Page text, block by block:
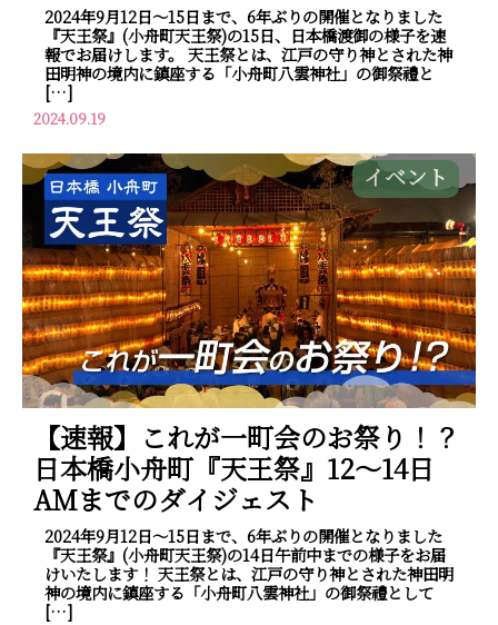
2024年9月12日～15日まで、6年ぶりの開催となりました
『天王祭』(小舟町天王祭)の15日、日本橋渡御の様子を速
報でお届けします。 天王祭とは、江戸の守り神とされた神
田明神の境内に鎮座する「小舟町八雲神社」の御祭禮と
[…]
2024.09.19
イベント
【速報】これが一町会のお祭り！？
日本橋小舟町『天王祭』12～14日
AMまでのダイジェスト
2024年9月12日～15日まで、6年ぶりの開催となりました
『天王祭』(小舟町天王祭)の14日午前中までの様子をお届
けいたします！ 天王祭とは、江戸の守り神とされた神田明
神の境内に鎮座する「小舟町八雲神社」の御祭禮として
[…]